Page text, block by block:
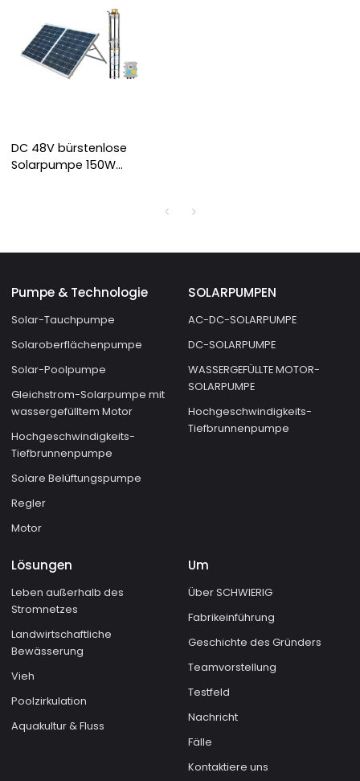
DC 48V bürstenlose
Solarpumpe 150W
Pumpe & Technologie
Solar-Tauchpumpe
Solaroberflächenpumpe
Solar-Poolpumpe
Gleichstrom-Solarpumpe mit
wassergefülltem Motor
Hochgeschwindigkeits-
Tiefbrunnenpumpe
Solare Belüftungspumpe
Regler
Motor
SOLARPUMPEN
AC-DC-SOLARPUMPE
DC-SOLARPUMPE
WASSERGEFÜLLTE MOTOR-
SOLARPUMPE
Hochgeschwindigkeits-
Tiefbrunnenpumpe
Lösungen
Leben außerhalb des
Stromnetzes
Landwirtschaftliche
Bewässerung
Vieh
Poolzirkulation
Aquakultur & Fluss
Um
Über SCHWIERIG
Fabrikeinführung
Geschichte des Gründers
Teamvorstellung
Testfeld
Nachricht
Fälle
Kontaktiere uns